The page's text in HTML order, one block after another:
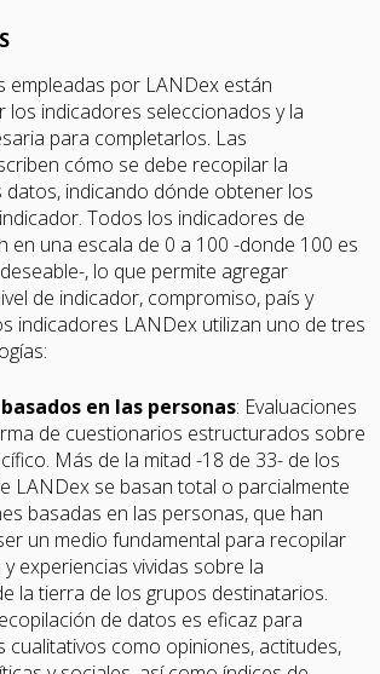
empleadas por LANDex están
los indicadores seleccionados y la
para completarlos. Las
cómo se debe recopilar la
indicando dónde obtener los
Todos los indicadores de
en una escala de 0 a 100 -donde 100 es
, lo que permite agregar
de indicador, compromiso, país y
indicadores LANDex utilizan uno de tres
en las personas: Evaluaciones
de cuestionarios estructurados sobre
Más de la mitad -18 de 33- de los
LANDex se basan total o parcialmente
basadas en las personas, que han
un medio fundamental para recopilar
experiencias vividas sobre la
la tierra de los grupos destinatarios.
de datos es eficaz para
cualitativos como opiniones, actitudes,